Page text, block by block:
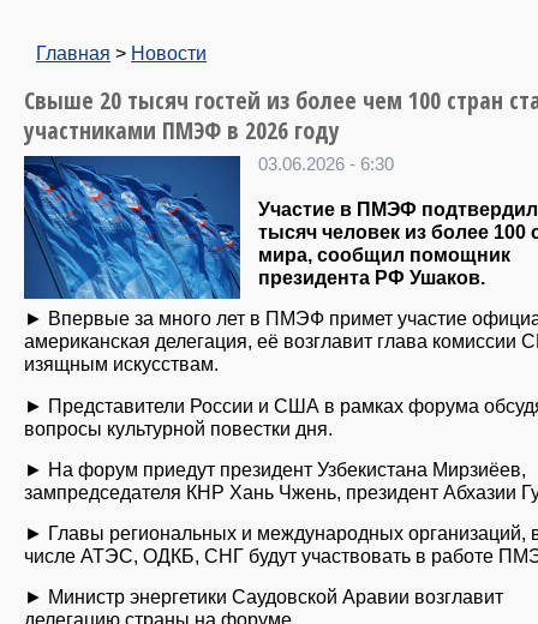
Главная > Новости
Свыше 20 тысяч гостей из более чем 100 стран
участниками ПМЭФ в 2026 году
03.06.2026 - 6:30
Участие в ПМЭФ
тысяч человек из более 100
мира, сообщил помощник
президента РФ Ушаков.
► Впервые за много лет в ПМЭФ примет участие
американская делегация, её возглавит глава комиссии
изящным искусствам.
► Представители России и США в рамках форума
вопросы культурной повестки дня.
► На форум приедут президент Узбекистана Мирзиёев,
зампредседателя КНР Хань Чжень, президент Абхазии
► Главы региональных и международных организаций,
числе АТЭС, ОДКБ, СНГ будут участвовать в работе
► Министр энергетики Саудовской Аравии возглавит
делегацию страны на форуме.